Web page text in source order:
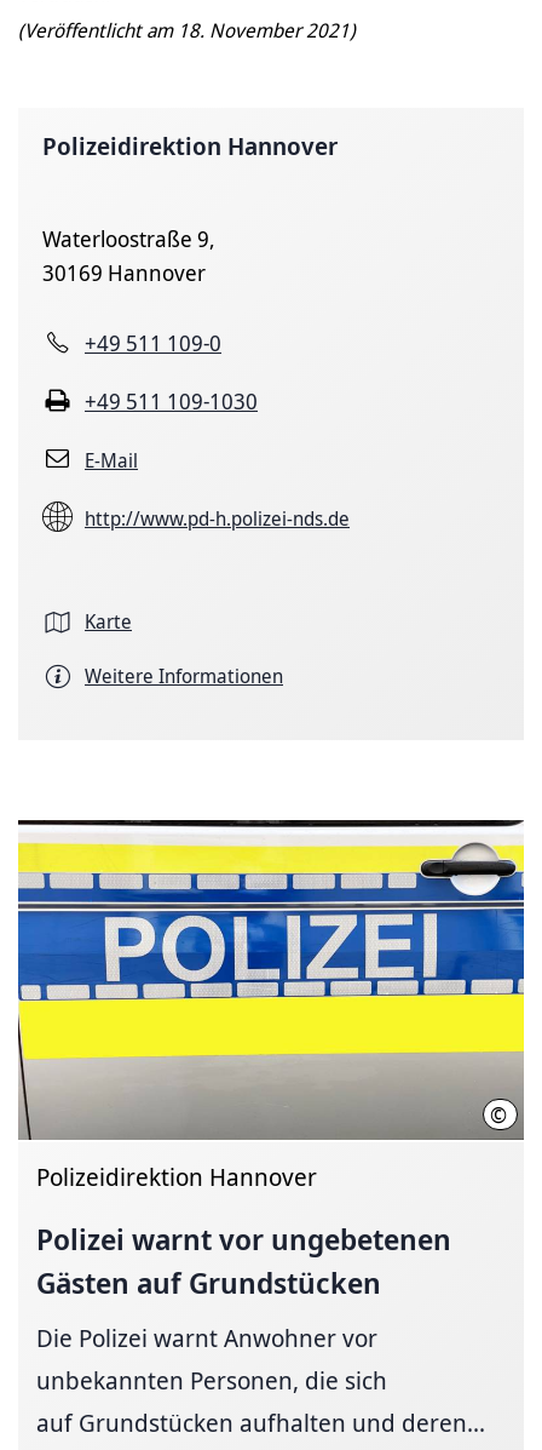
(Veröffentlicht am 18. November 2021)
Polizeidirektion Hannover
Waterloostraße 9,
30169 Hannover
+49 511 109-0
+49 511 109-1030
E-Mail
http://www.pd-h.polizei-nds.de
Karte
Weitere Informationen
©
Polizeidirektion Hannover
Polizei warnt vor ungebetenen
Gästen auf Grundstücken
Die Polizei warnt Anwohner vor
unbekannten Personen, die sich
auf Grundstücken aufhalten und deren...